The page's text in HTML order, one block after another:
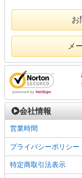
お
メ
会社情報
営業時間
プライバシーポリシー
特定商取引法表示